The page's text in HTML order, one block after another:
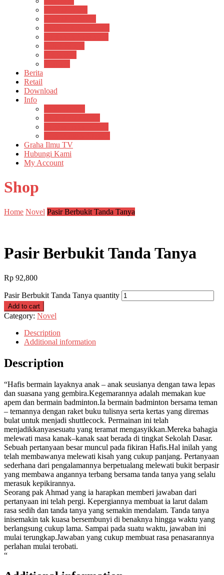
Berita
Retail
Download
Info
Graha Ilmu TV
Hubungi Kami
My Account
Shop
Home Novel Pasir Berbukit Tanda Tanya
Pasir Berbukit Tanda Tanya
Rp 92,800
Pasir Berbukit Tanda Tanya quantity
Add to cart
Category: Novel
Description
Additional information
Description
“Hafis bermain layaknya anak – anak seusianya dengan tawa lepas
dan suasana yang gembira.Kegemarannya adalah memakan kue
apem dan bermain badminton.Ia bermain badminton bersama teman
– temannya dengan raket buku tulisnya serta kertas yang diremas
bulat untuk menjadi shuttlecock. Permainan ini telah
menjadikkanyasesuatu yang teramat mengasyikkan.Mereka bahagia
melewati masa kanak–kanak saat berada di tingkat Sekolah Dasar.
Sebuah pertanyaan besar muncul pada fikiran Hafis.Hal inilah yang
telah membawanya melewati kisah yang cukup panjang. Pertanyaan
sederhana dari pengalamannya berpetualang melewati bukit berpasir
yang membawa angannya terbang bersama tanda tanya yang selalu
merasuk kepikirannya.
Seorang pak Ahmad yang ia harapkan memberi jawaban dari
pertanyaan ini telah pergi. Kepergiannya membuat ia larut dalam
rasa sedih dan tanda tanya yang semakin mendalam. Tanda tanya
inisemakin tak kuasa bersembunyi di benaknya hingga waktu yang
berlangsung cukup lama. Sampai pada suatu waktu, jawaban ini
mulai terungkap.Jawaban yang cukup membuat rasa penasarannya
perlahan mulai terobati.
“